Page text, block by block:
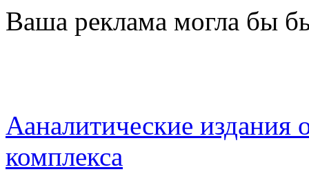
Перейти к основному содержанию
Ваша реклама могла бы
Ааналитические
комплекса